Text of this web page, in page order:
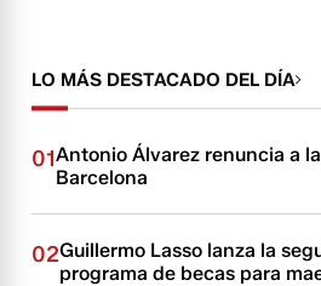
LO MÁS DESTACADO DEL DÍA
01Antonio Álvarez renuncia a
Barcelona
02Guillermo Lasso lanza la
programa de becas para